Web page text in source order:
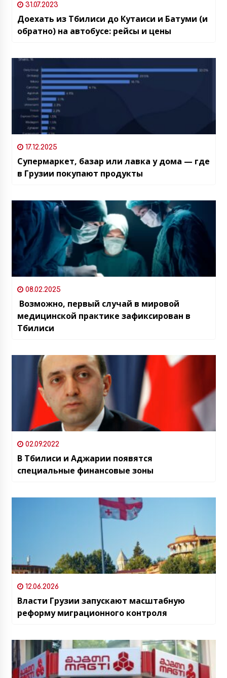
31.07.2023
Доехать из Тбилиси до Кутаиси и Батуми (и
обратно) на автобусе: рейсы и цены
17.12.2025
Супермаркет, базар или лавка у дома — где
в Грузии покупают продукты
08.02.2025
Возможно, первый случай в мировой
медицинской практике зафиксирован в
Тбилиси
02.09.2022
В Тбилиси и Аджарии появятся
специальные финансовые зоны
12.06.2026
Власти Грузии запускают масштабную
реформу миграционного контроля